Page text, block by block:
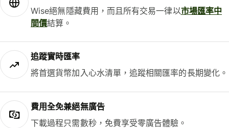
Wise絕無隱藏費用，而且所有交易一律以市場匯率中
間價結算。
追蹤實時匯率
將首選貨幣加入心水清單，追蹤相關匯率的長期變化。
費用全免兼絕無廣告
下載過程只需數秒，免費享受零廣告體驗。